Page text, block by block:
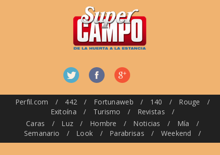
Perfil.com / 442 / Fortunaweb / 140 / Rouge
/
Exitoína
/ Turismo / Revistas
/
Caras
/ Luz / Hombre / Noticias / Mía
/
Semanario
/ Look / Parabrisas / Weekend /